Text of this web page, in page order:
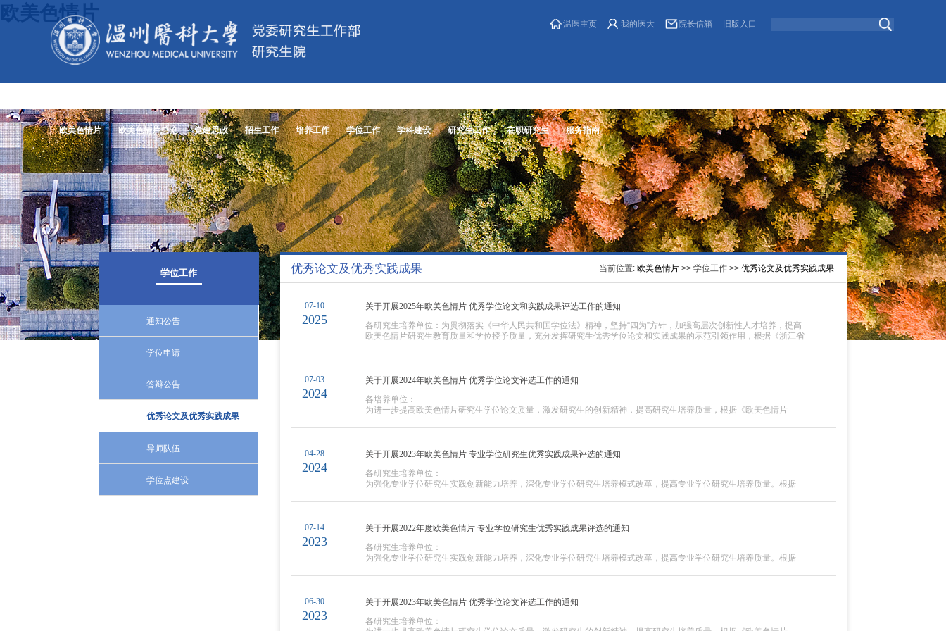
欧美色情片 温医主页 我的医大 院长信箱 旧版入口
欧美色情片 欧美色情片总览 党建思政 招生工作 培养工作 学位工作 学科建设 研究生工作 在职研究生 服务指南
学位工作
通知公告
学位申请
答辩公告
优秀论文及优秀实践成果
导师队伍
学位点建设
优秀论文及优秀实践成果 当前位置: 欧美色情片 >> 学位工作 >> 优秀论文及优秀实践成果
07-10
2025
关于开展2025年欧美色情片 优秀学位论文和实践成果评选工作的通知
各研究生培养单位：为贯彻落实《中华人民共和国学位法》精神，坚持“四为”方针，加强高层次创新性人才培养，提高
欧美色情片研究生教育质量和学位授予质量，充分发挥研究生优秀学位论文和实践成果的示范引领作用，根据《浙江省
决定开展2025年校级优秀博/硕士学位论文和实践成果评选工作，现将有关事项通知如下：一、评选范围2024年9月1日
07-03
2024
关于开展2024年欧美色情片 优秀学位论文评选工作的通知
各培养单位：
为进一步提高欧美色情片研究生学位论文质量，激发研究生的创新精神，提高研究生培养质量，根据《欧美色情片
决定开展2024年校级优秀学位论文评选工作。现将有关事项通知如...
04-28
2024
关于开展2023年欧美色情片 专业学位研究生优秀实践成果评选的通知
各研究生培养单位：
为强化专业学位研究生实践创新能力培养，深化专业学位研究生培养模式改革，提高专业学位研究生培养质量。根据
07-14
2023
关于开展2022年度欧美色情片 专业学位研究生优秀实践成果评选的通知
各研究生培养单位：
为强化专业学位研究生实践创新能力培养，深化专业学位研究生培养模式改革，提高专业学位研究生培养质量。根据
06-30
2023
关于开展2023年欧美色情片 优秀学位论文评选工作的通知
各研究生培养单位：